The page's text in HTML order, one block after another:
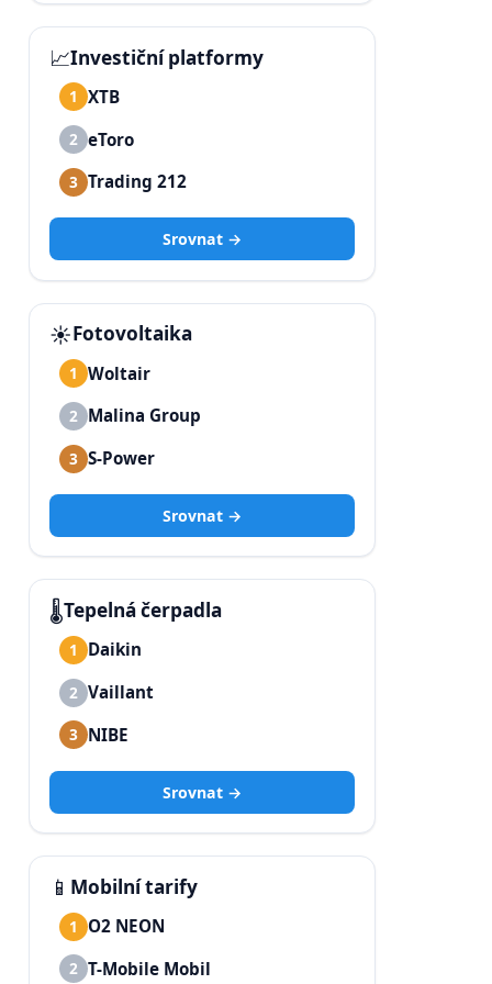
📈Investiční platformy
1 XTB
2 eToro
3 Trading 212
Srovnat →
☀️Fotovoltaika
1 Woltair
2 Malina Group
3 S-Power
Srovnat →
🌡️Tepelná čerpadla
1 Daikin
2 Vaillant
3 NIBE
Srovnat →
📱 Mobilní tarify
1 O2 NEON
2 T-Mobile Mobil